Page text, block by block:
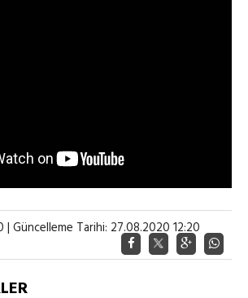
| Güncelleme Tarihi: 27.08.2020 12:20